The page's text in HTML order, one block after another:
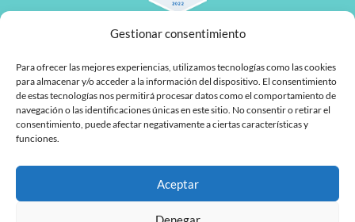
Gestionar consentimiento
Para ofrecer las mejores experiencias, utilizamos tecnologías como las cookies
para almacenar y/o acceder a la información del dispositivo. El consentimiento
de estas tecnologías nos permitirá procesar datos como el comportamiento de
navegación o las identificaciones únicas en este sitio. No consentir o retirar el
consentimiento, puede afectar negativamente a ciertas características y
funciones.
Aceptar
L
n
k
F
e
MyTaskPanel Consulting